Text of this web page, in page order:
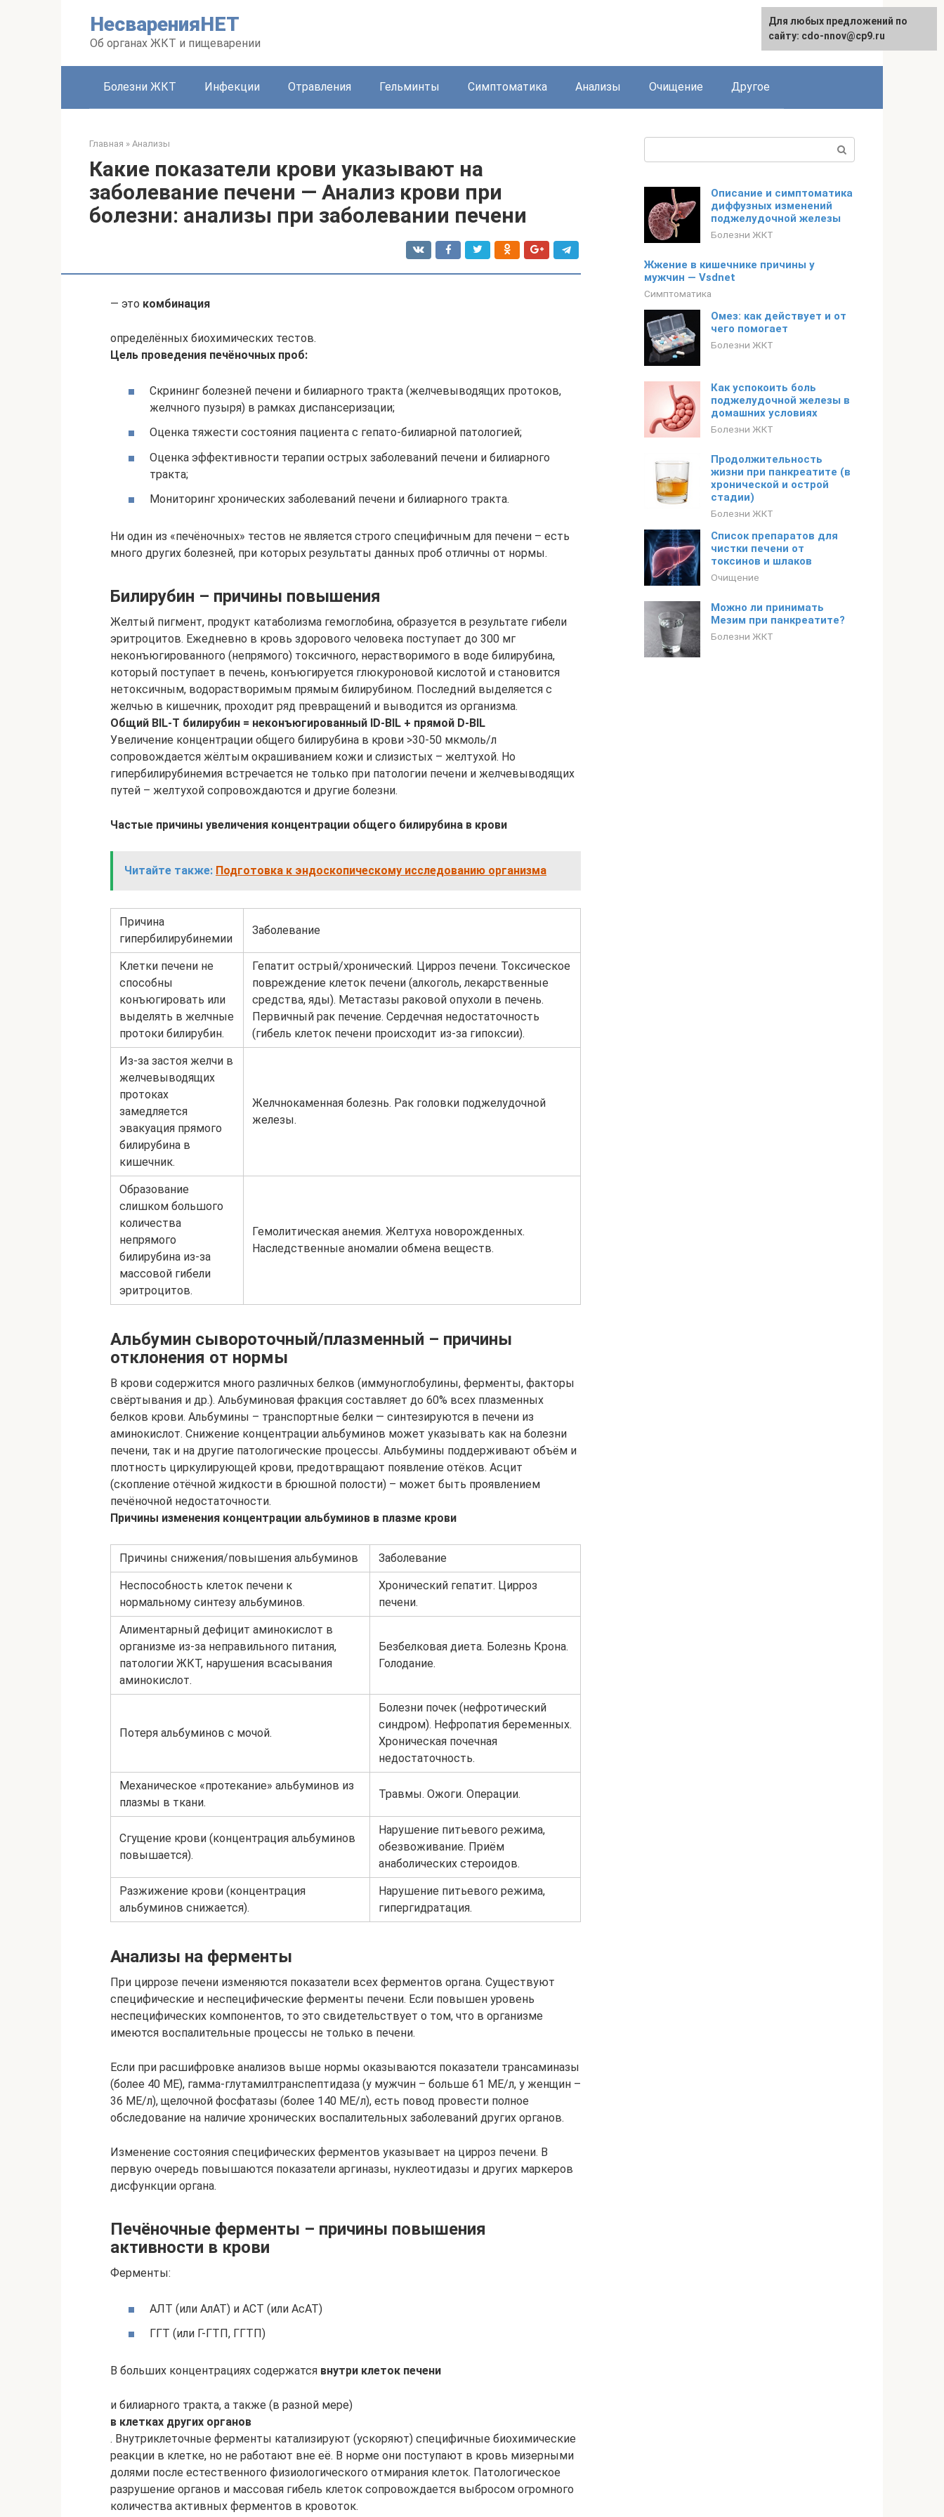
НесваренияНЕТ
Об органах ЖКТ и пищеварении
Болезни ЖКТ Инфекции Отравления Гельминты Симптоматика Анализы Очищение Другое
Главная » Анализы
Какие показатели крови указывают на
заболевание печени — Анализ крови при
болезни: анализы при заболевании печени
— это комбинация
определённых биохимических тестов.
Цель проведения печёночных проб:
Скрининг болезней печени и билиарного тракта (желчевыводящих протоков,
желчного пузыря) в рамках диспансеризации;
Оценка тяжести состояния пациента с гепато-билиарной патологией;
Оценка эффективности терапии острых заболеваний печени и билиарного
тракта;
Мониторинг хронических заболеваний печени и билиарного тракта.
Ни один из «печёночных» тестов не является строго специфичным для печени – есть
много других болезней, при которых результаты данных проб отличны от нормы.
Билирубин – причины повышения
Желтый пигмент, продукт катаболизма гемоглобина, образуется в результате гибели
эритроцитов. Ежедневно в кровь здорового человека поступает до 300 мг
неконъюгированного (непрямого) токсичного, нерастворимого в воде билирубина,
который поступает в печень, конъюгируется глюкуроновой кислотой и становится
нетоксичным, водорастворимым прямым билирубином. Последний выделяется с
желчью в кишечник, проходит ряд превращений и выводится из организма.
Общий BIL-T билирубин = неконъюгированный ID-BIL + прямой D-BIL
Увеличение концентрации общего билирубина в крови >30-50 мкмоль/л
сопровождается жёлтым окрашиванием кожи и слизистых – желтухой. Но
гипербилирубинемия встречается не только при патологии печени и желчевыводящих
путей – желтухой сопровождаются и другие болезни.
Частые причины увеличения концентрации общего билирубина в крови
Читайте также: Подготовка к эндоскопическому исследованию организма
Причина
гипербилирубинемии
Заболевание
Клетки печени не
способны
конъюгировать или
выделять в желчные
протоки билирубин.
Гепатит острый/хронический. Цирроз печени. Токсическое
повреждение клеток печени (алкоголь, лекарственные
средства, яды). Метастазы раковой опухоли в печень.
Первичный рак печение. Сердечная недостаточность
(гибель клеток печени происходит из-за гипоксии).
Из-за застоя желчи в
желчевыводящих
протоках
замедляется
эвакуация прямого
билирубина в
кишечник.
Желчнокаменная болезнь. Рак головки поджелудочной
железы.
Образование
слишком большого
количества
непрямого
билирубина из-за
массовой гибели
эритроцитов.
Гемолитическая анемия. Желтуха новорожденных.
Наследственные аномалии обмена веществ.
Альбумин сывороточный/плазменный – причины
отклонения от нормы
В крови содержится много различных белков (иммуноглобулины, ферменты, факторы
свёртывания и др.). Альбуминовая фракция составляет до 60% всех плазменных
белков крови. Альбумины – транспортные белки — синтезируются в печени из
аминокислот. Снижение концентрации альбуминов может указывать как на болезни
печени, так и на другие патологические процессы. Альбумины поддерживают объём и
плотность циркулирующей крови, предотвращают появление отёков. Асцит
(скопление отёчной жидкости в брюшной полости) – может быть проявлением
печёночной недостаточности.
Причины изменения концентрации альбуминов в плазме крови
Причины снижения/повышения альбуминов Заболевание
Неспособность клеток печени к
нормальному синтезу альбуминов.
Хронический гепатит. Цирроз
печени.
Алиментарный дефицит аминокислот в
организме из-за неправильного питания,
патологии ЖКТ, нарушения всасывания
аминокислот.
Безбелковая диета. Болезнь Крона.
Голодание.
Потеря альбуминов с мочой.
Болезни почек (нефротический
синдром). Нефропатия беременных.
Хроническая почечная
недостаточность.
Механическое «протекание» альбуминов из
плазмы в ткани.
Травмы. Ожоги. Операции.
Сгущение крови (концентрация альбуминов
повышается).
Нарушение питьевого режима,
обезвоживание. Приём
анаболических стероидов.
Разжижение крови (концентрация
альбуминов снижается).
Нарушение питьевого режима,
гипергидратация.
Анализы на ферменты
При циррозе печени изменяются показатели всех ферментов органа. Существуют
специфические и неспецифические ферменты печени. Если повышен уровень
неспецифических компонентов, то это свидетельствует о том, что в организме
имеются воспалительные процессы не только в печени.
Если при расшифровке анализов выше нормы оказываются показатели трансаминазы
(более 40 МЕ), гамма-глутамилтранспептидаза (у мужчин – больше 61 МЕ/л, у женщин –
36 МЕ/л), щелочной фосфатазы (более 140 МЕ/л), есть повод провести полное
обследование на наличие хронических воспалительных заболеваний других органов.
Изменение состояния специфических ферментов указывает на цирроз печени. В
первую очередь повышаются показатели аргиназы, нуклеотидазы и других маркеров
дисфункции органа.
Печёночные ферменты – причины повышения
активности в крови
Ферменты:
АЛТ (или АлАТ) и АСТ (или АсАТ)
ГГТ (или Г-ГТП, ГГТП)
В больших концентрациях содержатся внутри клеток печени
и билиарного тракта, а также (в разной мере)
в клетках других органов
. Внутриклеточные ферменты катализируют (ускоряют) специфичные биохимические
реакции в клетке, но не работают вне её. В норме они поступают в кровь мизерными
долями после естественного физиологического отмирания клеток. Патологическое
разрушение органов и массовая гибель клеток сопровождается выбросом огромного
количества активных ферментов в кровоток.
Описание и симптоматика
диффузных изменений
поджелудочной железы
Болезни ЖКТ
Жжение в кишечнике причины у
мужчин — Vsdnet
Симптоматика
Омез: как действует и от
чего помогает
Болезни ЖКТ
Как успокоить боль
поджелудочной железы в
домашних условиях
Болезни ЖКТ
Продолжительность
жизни при панкреатите (в
хронической и острой
стадии)
Болезни ЖКТ
Список препаратов для
чистки печени от
токсинов и шлаков
Очищение
Можно ли принимать
Мезим при панкреатите?
Болезни ЖКТ
Для любых предложений по
сайту: cdo-nnov@cp9.ru